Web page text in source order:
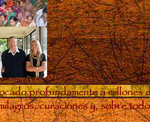
profundamente a millones
curaciones y, sobre